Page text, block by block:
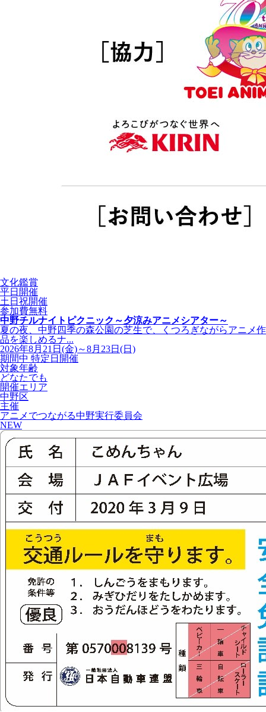
文化鑑賞
平日開催
土日祝開催
参加費無料
中野チルナイトピクニック～夕涼みアニメシアター～
夏の夜、中野四季の森公園の芝生で、くつろぎながらアニメ作
品を楽しめるナ...
2026年8月21日(金)～8月23日(日)
期間中 特定日開催
対象年齢
どなたでも
開催エリア
中野区
主催
アニメでつながる中野実行委員会
NEW